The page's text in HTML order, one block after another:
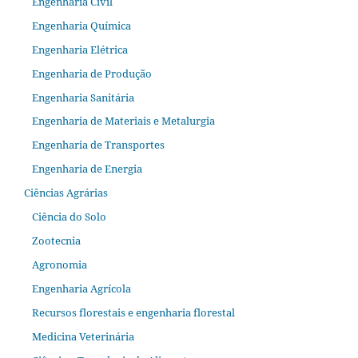
Engenharia Química
Engenharia Elétrica
Engenharia de Produção
Engenharia Sanitária
Engenharia de Materiais e Metalurgia
Engenharia de Transportes
Engenharia de Energia
Ciências Agrárias
Ciência do Solo
Zootecnia
Agronomia
Engenharia Agrícola
Recursos florestais e engenharia florestal
Medicina Veterinária